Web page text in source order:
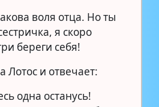
воля отца. Но ты
я скоро
береги себя!
Лотос и отвечает:
одна останусь!